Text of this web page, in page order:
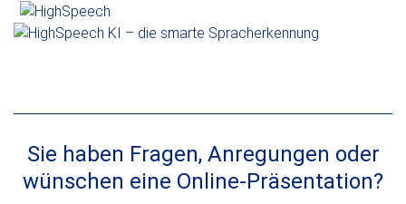
SkipOpen
mobile
Close
mobile
Sie haben Fragen, Anregungen oder
wünschen eine Online-Präsentation?